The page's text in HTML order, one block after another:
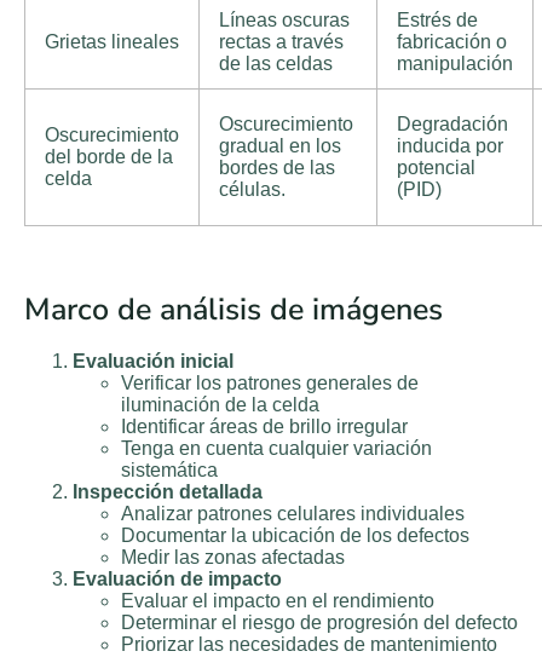
Grietas lineales
Líneas oscuras
rectas a través
de las celdas
Estrés de
fabricación o
manipulación
Oscurecimiento
del borde de la
celda
Oscurecimiento
gradual en los
bordes de las
células.
Degradación
inducida por
potencial
(PID)
Marco de análisis de imágenes
Evaluación inicial
Verificar los patrones generales de
iluminación de la celda
Identificar áreas de brillo irregular
Tenga en cuenta cualquier variación
sistemática
Inspección detallada
Analizar patrones celulares individuales
Documentar la ubicación de los defectos
Medir las zonas afectadas
Evaluación de impacto
Evaluar el impacto en el rendimiento
Determinar el riesgo de progresión del defecto
Priorizar las necesidades de mantenimiento